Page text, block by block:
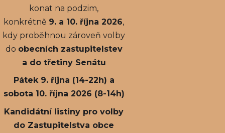
konat na podzim,
konkrétně 9. a 10. října 2026,
kdy proběhnou zároveň volby
do obecních zastupitelstev
a do třetiny Senátu
Pátek 9. října (14-22h) a
sobota 10. října 2026 (8-14h)
Kandidátní listiny pro volby
do Zastupitelstva obce